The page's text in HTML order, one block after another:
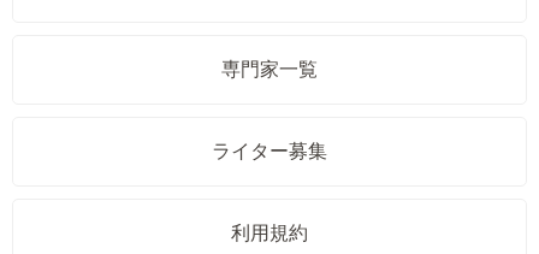
専門家一覧
ライター募集
利用規約